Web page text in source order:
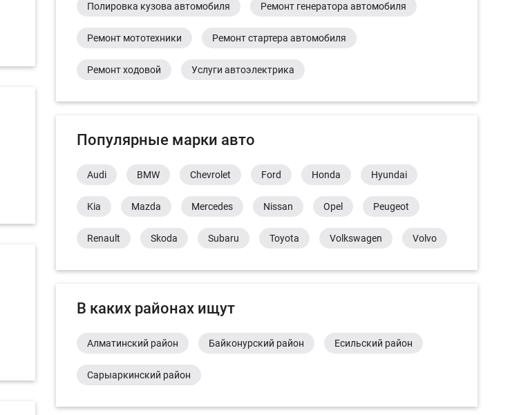
Полировка кузова автомобиля Ремонт генератора автомобиля
Ремонт мототехники Ремонт стартера автомобиля
Ремонт ходовой Услуги автоэлектрика
Популярные марки авто
Audi BMW Chevrolet Ford Honda Hyundai
Kia Mazda Mercedes Nissan Opel Peugeot
Renault Skoda Subaru Toyota Volkswagen Volvo
В каких районах ищут
Алматинский район Байконурский район Есильский район
Сарыаркинский район